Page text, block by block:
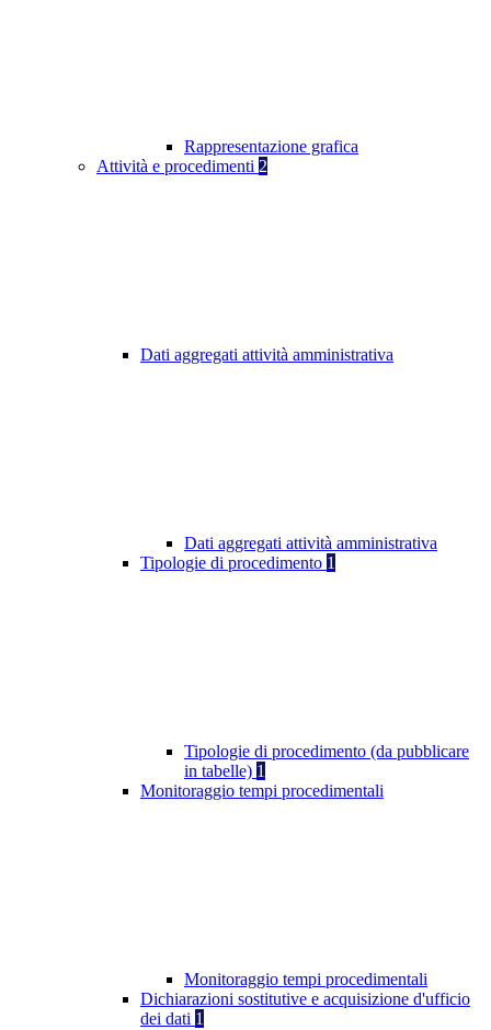
Rappresentazione grafica
Attività e procedimenti 2
Dati aggregati attività amministrativa
Dati aggregati attività amministrativa
Tipologie di procedimento 1
Tipologie di procedimento (da pubblicare
in tabelle) 1
Monitoraggio tempi procedimentali
Monitoraggio tempi procedimentali
Dichiarazioni sostitutive e acquisizione d'ufficio
dei dati 1